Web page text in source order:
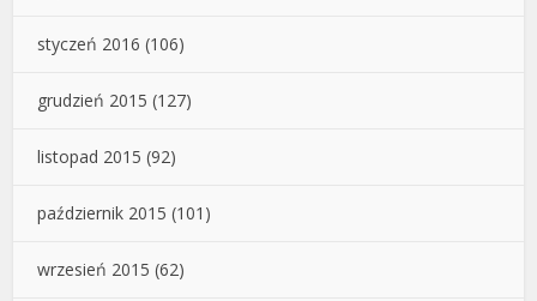
styczeń 2016 (106)
grudzień 2015 (127)
listopad 2015 (92)
październik 2015 (101)
wrzesień 2015 (62)